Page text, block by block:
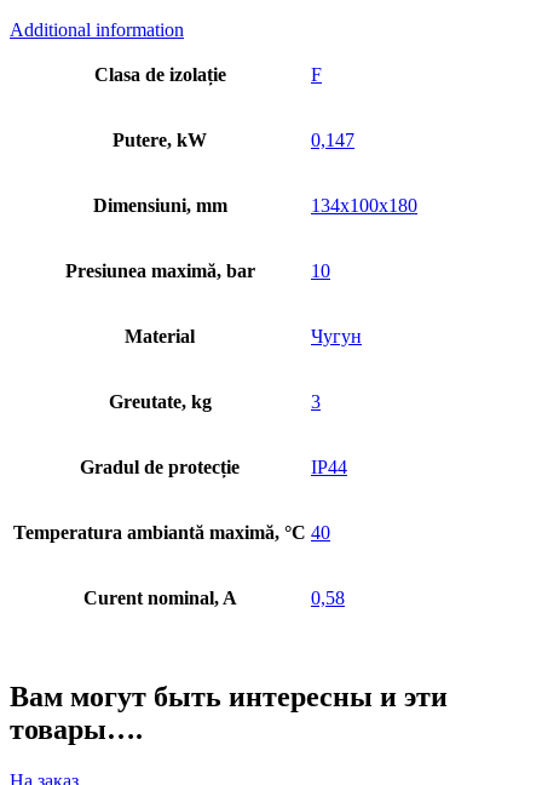
Additional information
Clasa de izolație F
Putere, kW 0,147
Dimensiuni, mm 134x100x180
Presiunea maximă, bar 10
Material Чугун
Greutate, kg 3
Gradul de protecție IP44
Temperatura ambiantă maximă, °C 40
Curent nominal, A 0,58
Вам могут быть интересны и эти
товары….
На заказ